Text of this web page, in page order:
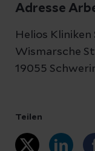
Adresse
Helios Kliniken
Wismarsche
19055
Teilen